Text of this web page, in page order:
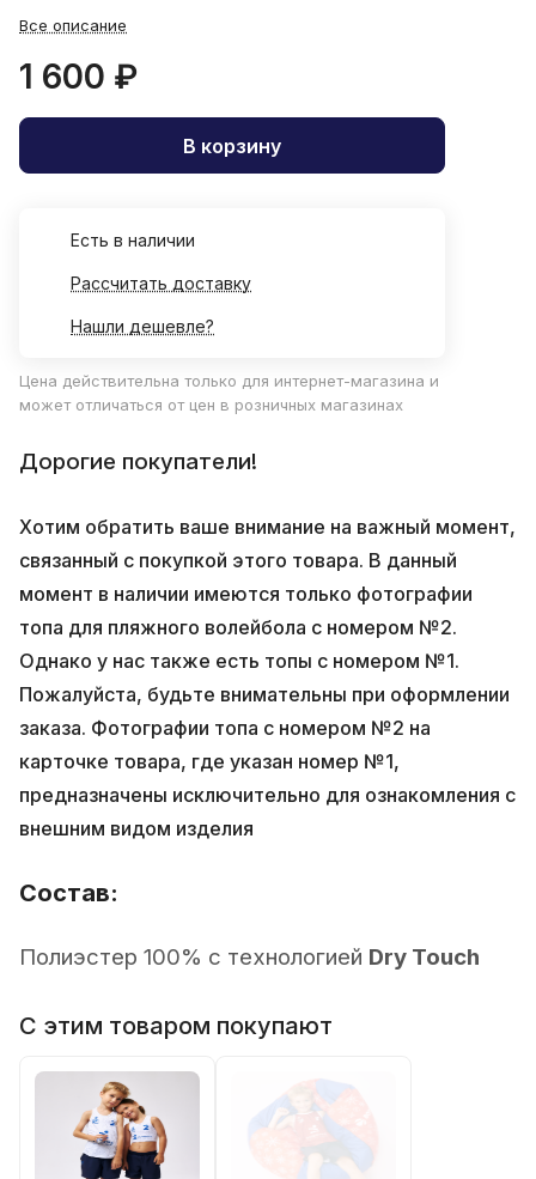
Все описание
1 600 ₽
В корзину
Есть в наличии
Рассчитать доставку
Нашли дешевле?
Цена действительна только для интернет-магазина и
может отличаться от цен в розничных магазинах
Дорогие покупатели!
Хотим обратить ваше внимание на важный момент,
связанный с покупкой этого товара. В данный
момент в наличии имеются только фотографии
топа для пляжного волейбола с номером №2.
Однако у нас также есть топы с номером №1.
Пожалуйста, будьте внимательны при оформлении
заказа. Фотографии топа с номером №2 на
карточке товара, где указан номер №1,
предназначены исключительно для ознакомления с
внешним видом изделия
Состав:
Полиэстер 100% с технологией Dry Touch
С этим товаром покупают